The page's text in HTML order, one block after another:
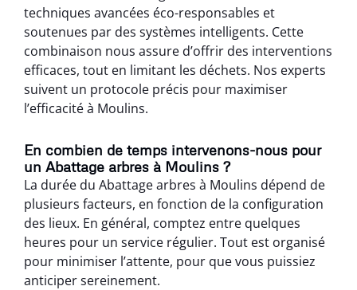
techniques avancées éco-responsables et
soutenues par des systèmes intelligents. Cette
combinaison nous assure d’offrir des interventions
efficaces, tout en limitant les déchets. Nos experts
suivent un protocole précis pour maximiser
l’efficacité à Moulins.
En combien de temps intervenons-nous pour
un Abattage arbres à Moulins ?
La durée du Abattage arbres à Moulins dépend de
plusieurs facteurs, en fonction de la configuration
des lieux. En général, comptez entre quelques
heures pour un service régulier. Tout est organisé
pour minimiser l’attente, pour que vous puissiez
anticiper sereinement.